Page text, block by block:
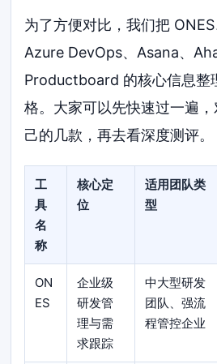
为了方便对比，我们把
Azure DevOps、Asana、
Productboard 的核心信息整
格。大家可以先快速过一遍
己的几款，再去看深度测评。
工
具
名
称
核心定
位
适用团队类
型
ON
ES
企业级
研发管
理与需
求跟踪
中大型研发
团队、强流
程管控企业